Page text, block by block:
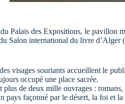
Palais des Expositions, le pavillon
Salon international du livre d’Alger
visages souriants accueillent le
occupé une place sacrée.
plus de deux mille ouvrages :
pays façonné par le désert, la foi et la